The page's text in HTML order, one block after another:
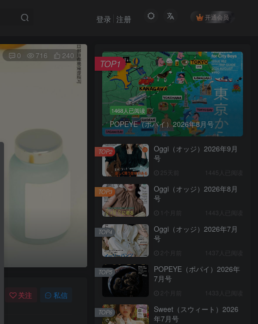
开通会员
登录 注册
0 716 240
关注 私信
1468人已阅读
POPEYE（ポパイ）2026年8月号
TOP1
Oggi（オッジ）2026年9月
号
25天前 1445人已阅读
TOP2
Oggi（オッジ）2026年8月
号
1个月前 1443人已阅读
TOP3
Oggi（オッジ）2026年7月
号
2个月前 1437人已阅读
TOP4
POPEYE（ポパイ）2026年
7月号
2个月前 1433人已阅读
TOP5
Sweet（スウィート）2026
年7月号
TOP6